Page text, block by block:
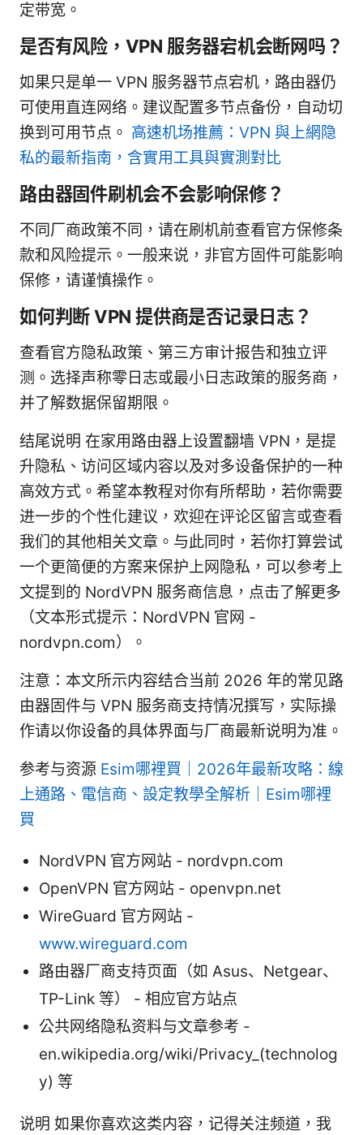
定带宽。
是否有风险，VPN 服务器宕机会断网吗？
如果只是单一 VPN 服务器节点宕机，路由器仍
可使用直连网络。建议配置多节点备份，自动切
换到可用节点。 高速机场推薦：VPN 與上網隐
私的最新指南，含實用工具與實測對比
路由器固件刷机会不会影响保修？
不同厂商政策不同，请在刷机前查看官方保修条
款和风险提示。一般来说，非官方固件可能影响
保修，请谨慎操作。
如何判断 VPN 提供商是否记录日志？
查看官方隐私政策、第三方审计报告和独立评
测。选择声称零日志或最小日志政策的服务商，
并了解数据保留期限。
结尾说明 在家用路由器上设置翻墙 VPN，是提
升隐私、访问区域内容以及对多设备保护的一种
高效方式。希望本教程对你有所帮助，若你需要
进一步的个性化建议，欢迎在评论区留言或查看
我们的其他相关文章。与此同时，若你打算尝试
一个更简便的方案来保护上网隐私，可以参考上
文提到的 NordVPN 服务商信息，点击了解更多
（文本形式提示：NordVPN 官网 -
nordvpn.com）。
注意：本文所示内容结合当前 2026 年的常见路
由器固件与 VPN 服务商支持情况撰写，实际操
作请以你设备的具体界面与厂商最新说明为准。
参考与资源 Esim哪裡買｜2026年最新攻略：線
上通路、電信商、設定教學全解析｜Esim哪裡
買
NordVPN 官方网站 - nordvpn.com
OpenVPN 官方网站 - openvpn.net
WireGuard 官方网站 -
www.wireguard.com
路由器厂商支持页面（如 Asus、Netgear、
TP-Link 等） - 相应官方站点
公共网络隐私资料与文章参考 -
en.wikipedia.org/wiki/Privacy_(technolog
y) 等
说明 如果你喜欢这类内容，记得关注频道，我